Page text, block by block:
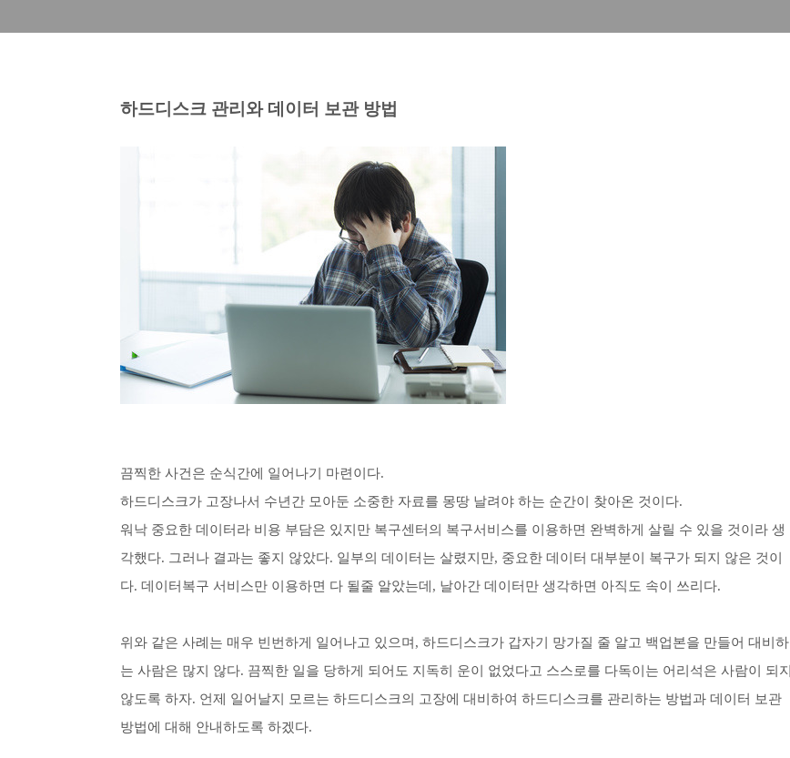
하드디스크 관리와 데이터 보관 방법
끔찍한 사건은 순식간에 일어나기 마련이다.
하드디스크가 고장나서 수년간 모아둔 소중한 자료를 몽땅 날려야 하는 순간이 찾아온 것이다.
워낙 중요한 데이터라 비용 부담은 있지만 복구센터의 복구서비스를 이용하면 완벽하게 살릴 수 있을 것이라 생
각했다. 그러나 결과는 좋지 않았다. 일부의 데이터는 살렸지만, 중요한 데이터 대부분이 복구가 되지 않은 것이
다. 데이터복구 서비스만 이용하면 다 될줄 알았는데, 날아간 데이터만 생각하면 아직도 속이 쓰리다.
위와 같은 사례는 매우 빈번하게 일어나고 있으며, 하드디스크가 갑자기 망가질 줄 알고 백업본을 만들어 대비하
는 사람은 많지 않다. 끔찍한 일을 당하게 되어도 지독히 운이 없었다고 스스로를 다독이는 어리석은 사람이 되지
않도록 하자. 언제 일어날지 모르는 하드디스크의 고장에 대비하여 하드디스크를 관리하는 방법과 데이터 보관
방법에 대해 안내하도록 하겠다.